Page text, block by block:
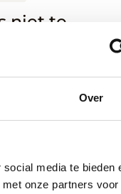
Over
media te bieden
onze partners
niet te